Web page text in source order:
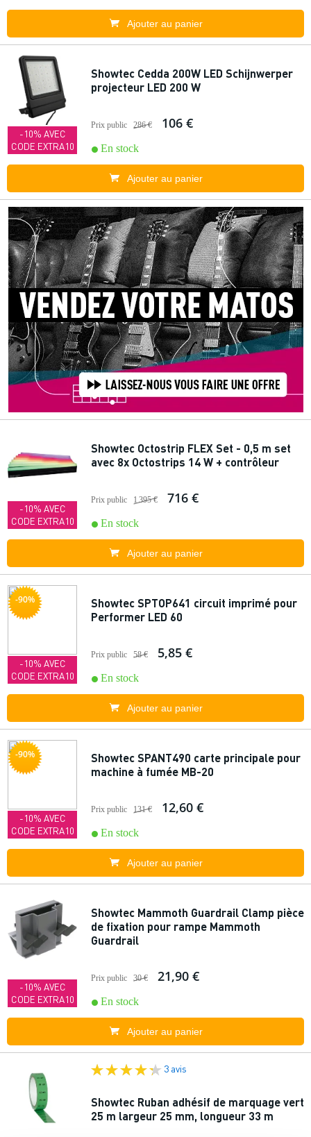
Ajouter au panier
-10% AVEC
CODE EXTRA10
Showtec Cedda 200W LED Schijnwerper
projecteur LED 200 W
Prix public 286 € 106 €
En stock
Ajouter au panier
-10% AVEC
CODE EXTRA10
Showtec Octostrip FLEX Set - 0,5 m set
avec 8x Octostrips 14 W + contrôleur
Prix public 1 395 € 716 €
En stock
Ajouter au panier
-90%
-10% AVEC
CODE EXTRA10
Showtec SPTOP641 circuit imprimé pour
Performer LED 60
Prix public 58 € 5,85 €
En stock
Ajouter au panier
-90%
-10% AVEC
CODE EXTRA10
Showtec SPANT490 carte principale pour
machine à fumée MB-20
Prix public 131 € 12,60 €
En stock
Ajouter au panier
-10% AVEC
CODE EXTRA10
Showtec Mammoth Guardrail Clamp pièce
de fixation pour rampe Mammoth
Guardrail
Prix public 30 € 21,90 €
En stock
Ajouter au panier
3 avis
Showtec Ruban adhésif de marquage vert
25 m largeur 25 mm, longueur 33 m